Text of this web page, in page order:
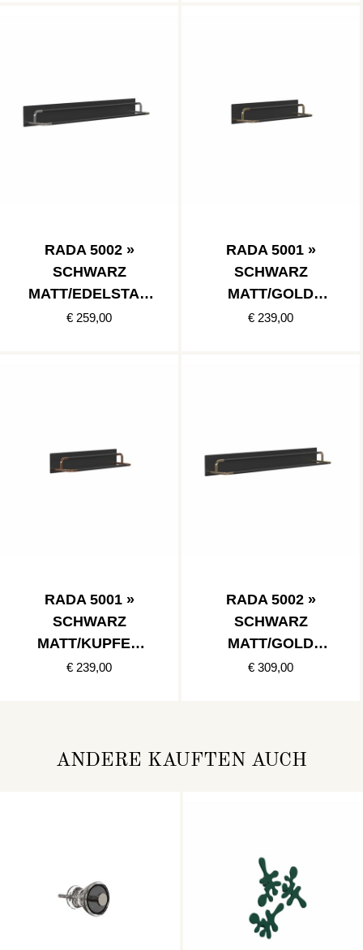
RADA 5002 »
SCHWARZ
MATT/EDELSTAH
L POLIERT
€ 259,00
RADA 5001 »
SCHWARZ
MATT/GOLD
POLIERT
€ 239,00
RADA 5001 »
SCHWARZ
MATT/KUPFER
POLIERT
€ 239,00
RADA 5002 »
SCHWARZ
MATT/GOLD
POLIERT
€ 309,00
ANDERE KAUFTEN AUCH